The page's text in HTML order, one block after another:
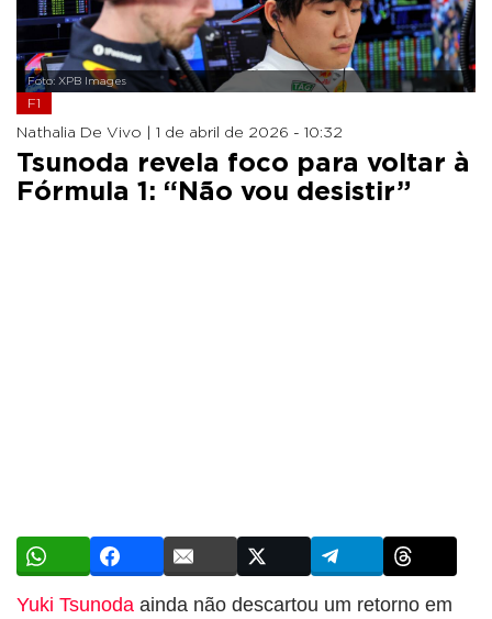
Foto: XPB Images
F1
Nathalia De Vivo | 1 de abril de 2026 - 10:32
Tsunoda revela foco para voltar à
Fórmula 1: “Não vou desistir”
Yuki Tsunoda ainda não descartou um retorno em